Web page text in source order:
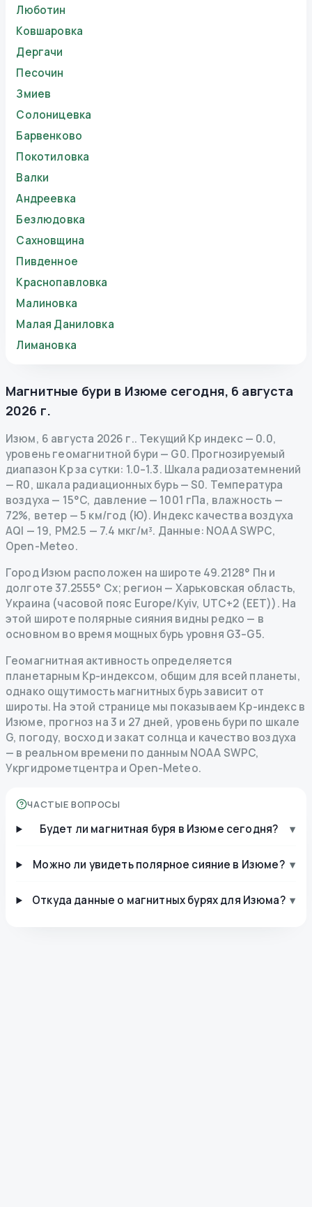
Люботин
Ковшаровка
Дергачи
Песочин
Змиев
Солоницевка
Барвенково
Покотиловка
Валки
Андреевка
Безлюдовка
Сахновщина
Пивденное
Краснопавловка
Малиновка
Малая Даниловка
Лимановка
Магнитные бури в Изюме сегодня, 6 августа
2026 г.
Изюм, 6 августа 2026 г.. Текущий Kp индекс— 0.0,
уровень геомагнитной бури — G0. Прогнозируемый
диапазон Kp за сутки: 1.0–1.3. Шкала радиозатемнений
— R0, шкала радиационных бурь— S0. Температура
воздуха — 15°C, давление — 1001 гПа, влажность —
72%, ветер — 5 км/год (Ю). Индекс качества воздуха
AQI — 19, PM2.5 — 7.4 мкг/м³. Данные: NOAA SWPC,
Open-Meteo.
Город Изюм расположен на широте 49.2128° Пн и
долготе 37.2555° Сх; регион — Харьковская область,
Украина (часовой пояс Europe/Kyiv, UTC+2 (EET)). На
этой широте полярные сияния видны редко — в
основном во время мощных бурь уровня G3–G5.
Геомагнитная активность определяется
планетарным Kp-индексом, общим для всей планеты,
однако ощутимость магнитных бурь зависит от
широты. На этой странице мы показываем Kp-индекс в
Изюме, прогноз на 3 и 27 дней, уровень бури по шкале
G, погоду, восход и закат солнца и качество воздуха
— в реальном времени по данным NOAA SWPC,
Укргидрометцентра и Open-Meteo.
ЧАСТЫЕ ВОПРОСЫ
Будет ли магнитная буря в Изюме сегодня? ▾
Можно ли увидеть полярное сияние в Изюме? ▾
Откуда данные о магнитных бурях для Изюма? ▾